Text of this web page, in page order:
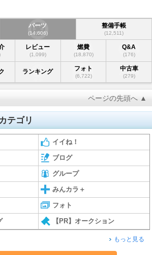
パーツ
(14,606)
整備手帳
(12,511)
レビュー
(1,099)
燃費
(18,870)
Q&A
(176)
ランキング フォト
(6,722)
中古車
(279)
ページの先頭へ ▲
テゴリ
イイね！
ブログ
グループ
みんカラ＋
フォト
【PR】オークション
もっと見る